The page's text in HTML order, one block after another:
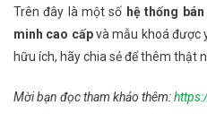
Trên đây là một số hệ thống
minh cao cấpvà mẫu khoá được
hữu ích, hãy chia sẻ để thêm thật
Mời bạn đọc tham khảo thêm: